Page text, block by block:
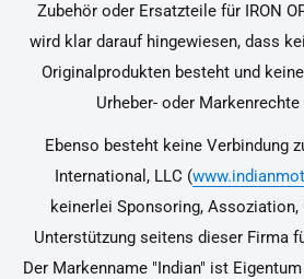
Zubehör oder Ersatzteile für IRON
wird klar darauf hingewiesen, dass
Originalprodukten besteht und
Urheber- oder Markenrechte
Ebenso besteht keine Verbindung
International, LLC (
keinerlei Sponsoring, Assoziation,
Unterstützung seitens dieser Firma
Der Markenname "Indian" ist